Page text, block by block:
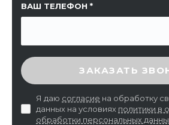
ВАШ ТЕЛЕФОН
ВВЕДИТЕ ПРОВЕРОЧНЫЙ КОД
ЗАКАЗАТЬ
Я даю согласие на обработку
данных на условиях политики в
обработки персональных